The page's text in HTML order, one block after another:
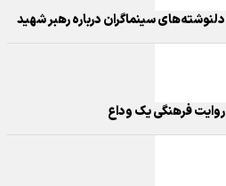
سینماگران درباره رهبر شهید
روایت فرهنگی یک وداع